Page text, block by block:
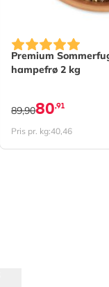
Premium
hampefrø 2 kg
80,91
89,90
Pris pr. kg:40,46